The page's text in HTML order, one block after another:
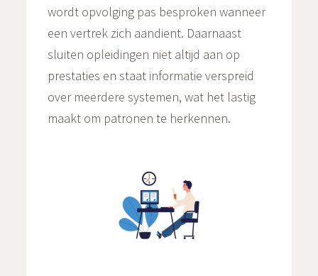
wordt opvolging pas besproken wanneer
een vertrek zich aandient. Daarnaast
sluiten opleidingen niet altijd aan op
prestaties en staat informatie verspreid
over meerdere systemen, wat het lastig
maakt om patronen te herkennen.